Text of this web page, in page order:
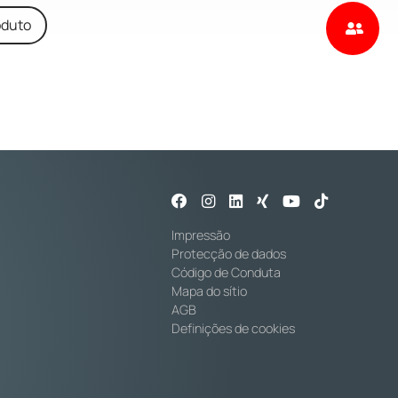
Impressão
Protecção de dados
Código de Conduta
Mapa do sítio
AGB
Definições de cookies